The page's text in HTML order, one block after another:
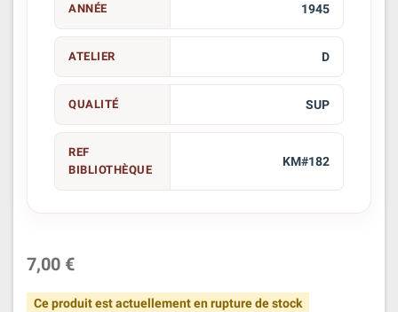
ANNÉE 1945
ATELIER D
QUALITÉ SUP
REF
BIBLIOTHÈQUE
KM#182
7,00 €
Ce produit est actuellement en rupture de stock